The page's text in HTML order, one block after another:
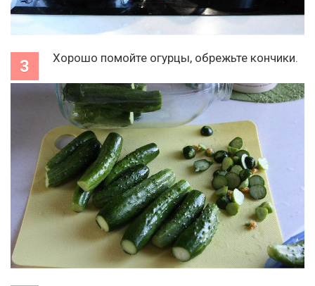
Хорошо помойте огурцы, обрежьте кончики.